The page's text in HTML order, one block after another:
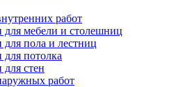
работ
для мебели и столешниц
для пола и лестниц
для потолка
для стен
работ